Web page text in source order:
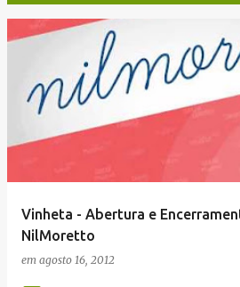
P
a
Vinheta - Abertura e
NilMoretto
em agosto 16, 2012